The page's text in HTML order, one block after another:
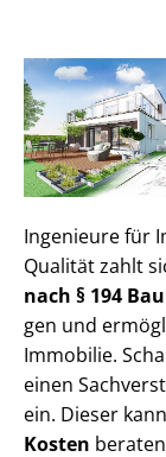
Ingenieure für
Qualität zahlt
nach § 194
gen und
Immobilie.
einen
ein. Dieser
Kosten